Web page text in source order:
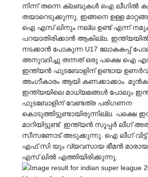
നിന്ന് തന്നെ ക്ലബുകൾ ഐ ലീഗിൽ
തയാറെടുക്കുന്നു. ഇങ്ങനെ ഉള്ള
ഐ എസ് ലിനും നല്ല ഉണ്ട് എന്ന്
പറയാതിരിക്കാൻ ആകില്ല.
നടക്കാൻ പോകുന്ന U17 ലോകകപ്പ്
അനുവദിച്ചു തന്നത് ഒരു പക്ഷെ ഐ
ഇന്ത്യൻ ഫുടബോളിന്‌ ഉണ്ടായ
അംഗീകാരം ആയി കണക്കാക്കാം.
ഇന്ത്യയിലെ മാധ്യമങ്ങൾ പോലും
ഫുടബോളിന്‌ വേണ്ടത്ര പരിഗണന
കൊടുത്തിട്ടുണ്ടായിരുന്നില്ല. പക്ഷെ
മാറിയിട്ടുണ്ട്. ഇന്ത്യൻ സൂപ്പർ ലീഗ്
സീസണോട് അടുക്കുന്നു. ഐ ലീഗ്
എഫ് സി യും വ്യവസായ ഭീമൻ
എസ് ലിൽ എത്തിയിരിക്കുന്നു.